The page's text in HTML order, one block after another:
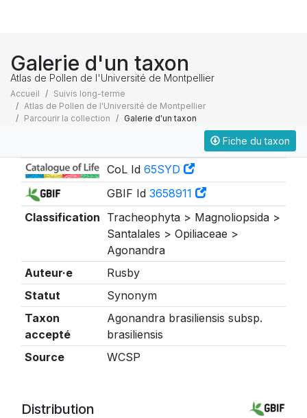
Galerie d'un taxon
Atlas de Pollen de l'Université de Montpellier
Accueil
Suivis long-terme
Atlas de Pollen de l'Université de Montpellier
Parcourir la collection
Galerie d'un taxon
Fiche du taxon
CoL Id 65SYD
GBIF Id 3658911
Classification Tracheophyta > Magnoliopsida >
Santalales > Opiliaceae >
Agonandra
Auteur·e
Rusby
Statut
Synonym
Taxon
accepté
Agonandra brasiliensis subsp.
brasiliensis
Source
WCSP
Distribution